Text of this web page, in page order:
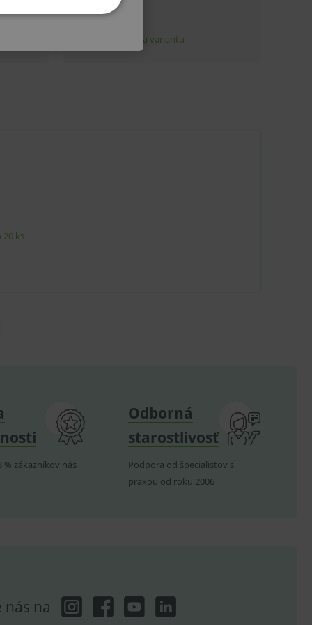
20 ks
% zákazníkov nás
Odborná
starostlivosť
Podpora od špecialistov s
praxou od roku 2006
nás na
analytics.
analytics.
zobrazení
vhodné reklamy.
reklamy.
cookies a
webu používá